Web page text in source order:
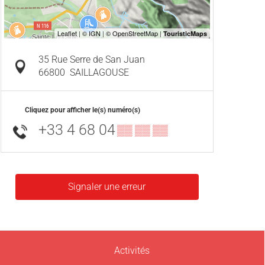
35 Rue Serre de San Juan
66800 SAILLAGOUSE
Cliquez pour afficher le(s) numéro(s)
+33 4 68 04▒▒ ▒▒ ▒▒
Signaler une erreur
Activités